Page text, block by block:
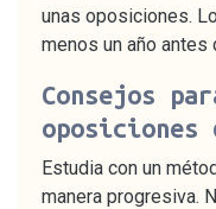
unas oposiciones.
menos un año antes
Consejos
oposiciones
Estudia con un
manera progresiva.